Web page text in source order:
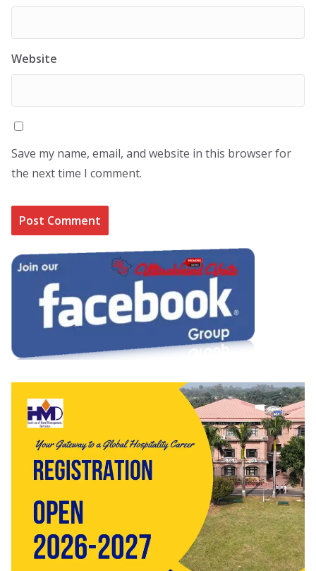
Website
Save my name, email, and website in this browser for
the next time I comment.